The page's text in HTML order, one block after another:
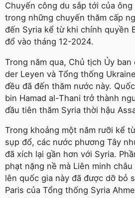
Chuyến công du sắp tới của
trong những chuyến thăm cấp
đến Syria kể từ khi chính quyền
đổ vào tháng 12-2024.
Trong năm qua, Chủ tịch Ủy ban
der Leyen và Tổng thống
đều đã đến thăm nước này.
bin Hamad al-Thani trở thành
đầu tiên thăm Syria thời hậu
Trong khoảng một năm rưỡi kể
sụp đổ, các nước phương Tây
đã xích lại gần hơn với Syria.
phạt nặng nề mà Liên minh
lên quốc gia này đã được dỡ bỏ
Paris của Tổng thống Syria